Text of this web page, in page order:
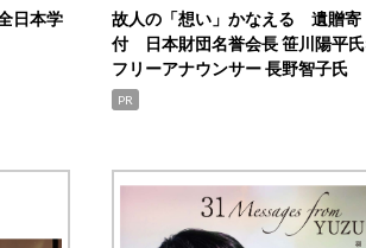
日本学
故人の「想い」かなえる 遺贈寄
付 日本財団名誉会長 笹川陽平
フリーアナウンサー 長野智子氏
PR